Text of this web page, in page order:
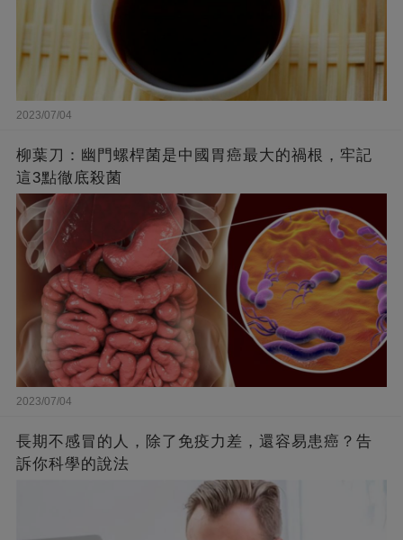
2023/07/04
柳葉刀：幽門螺桿菌是中國胃癌最大的禍根，牢記
這3點徹底殺菌
2023/07/04
長期不感冒的人，除了免疫力差，還容易患癌？告
訴你科學的說法